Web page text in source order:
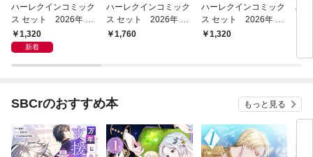
ハーレクインコミック
ス セット 2026年 vo
l.1023
1,320
新着
ハーレクインコミック
ス セット 2026年 vo
l.926
1,760
ハーレクインコミック
ス セット 2026年 vo
l.859
1,320
ハ
SBCrのおすすめ本 もっと見る